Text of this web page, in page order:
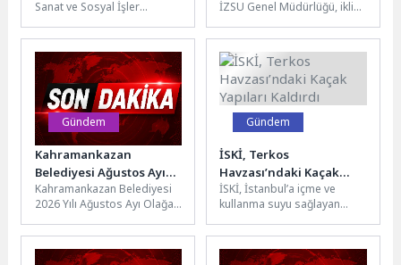
Sanat ve Sosyal İşler
faaliyetlerini sürdüren
Bayraklı Sanat ve Müzik...
İZSU Genel Müdürlüğü, iklim
Ödemiş, Kiraz ve Beydağ’da
25...
Gündem
Kahramankazan
Belediyesi Ağustos Ayı
Meclis Toplantısı
Gerçekleşti
Kahramankazan Belediyesi
2026 Yılı Ağustos Ayı Olağan
Başkanı Selim Çırpanoğlu
başkanlığında belediye...
Gündem
İSKİ, Terkos
Havzası’ndaki Kaçak
Yapıları Kaldırdı
İSKİ, İstanbul’a içme ve
kullanma suyu sağlayan
yapıları kaldırıldı. Son 7
yılda...